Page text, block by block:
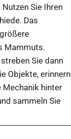
Sie Ihren
Das
Mammuts.
Sie dann
Objekte, erinnern
Mechanik hinter
sammeln Sie